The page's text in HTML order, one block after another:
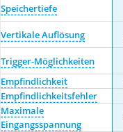
Speichertiefe
Vertikale Auflösung
Trigger-Möglichkeiten
Empfindlichkeit
Empfindlichkeitsfehler
Maximale
Eingangsspannung